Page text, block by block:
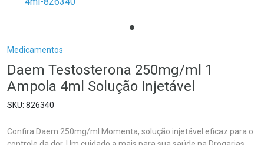
Ir direto para o menu
Breadcrumb
Medicamentos
Daem Testosterona 250mg/ml 1
Ampola 4ml Solução Injetável
826340
Confira Daem 250mg/ml Momenta, solução injetável eficaz para o